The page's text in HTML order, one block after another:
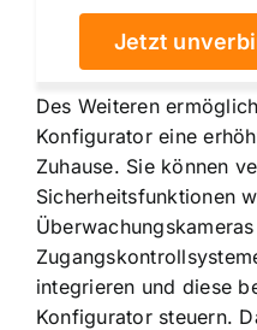
Jetzt
Des Weiteren
Konfigurator eine
Zuhause. Sie können
Sicherheitsfunktionen
integrieren und diese
Konfigurator steuern.